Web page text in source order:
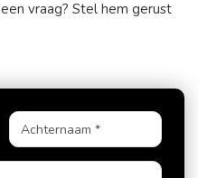
vraag? Stel hem gerust